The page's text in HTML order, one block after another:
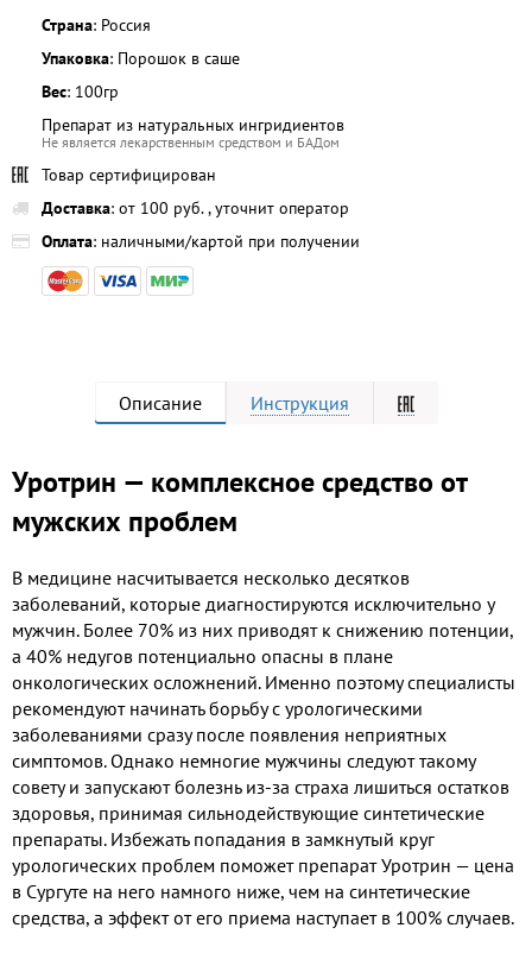
Страна: Россия
Упаковка: Порошок в саше
Вес: 100гр
Препарат из натуральных ингридиентов
Не является лекарственным средством и БАДом
Товар сертифицирован
Доставка: от 100 руб. , уточнит оператор
Оплата: наличными/картой при получении
Описание Инструкция
Уротрин — комплексное средство от
мужских проблем
В медицине насчитывается несколько десятков
заболеваний, которые диагностируются исключительно у
мужчин. Более 70% из них приводят к снижению потенции,
а 40% недугов потенциально опасны в плане
онкологических осложнений. Именно поэтому специалисты
рекомендуют начинать борьбу с урологическими
заболеваниями сразу после появления неприятных
симптомов. Однако немногие мужчины следуют такому
совету и запускают болезнь из-за страха лишиться остатков
здоровья, принимая сильнодействующие синтетические
препараты. Избежать попадания в замкнутый круг
урологических проблем поможет препарат Уротрин — цена
в Сургуте на него намного ниже, чем на синтетические
средства, а эффект от его приема наступает в 100% случаев.